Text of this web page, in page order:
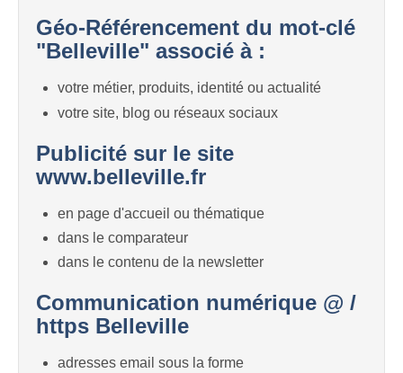
Géo-Référencement du mot-clé
"Belleville" associé à :
votre métier, produits, identité ou actualité
votre site, blog ou réseaux sociaux
Publicité sur le site
www.belleville.fr
en page d'accueil ou thématique
dans le comparateur
dans le contenu de la newsletter
Communication numérique @ /
https Belleville
adresses email sous la forme